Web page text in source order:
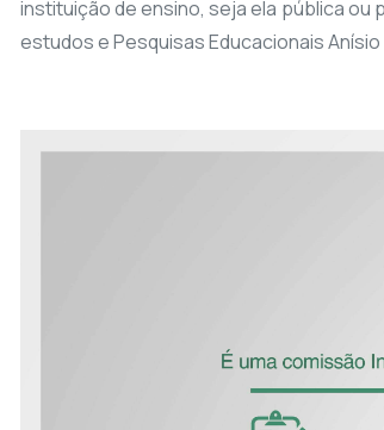
instituição de ensino, seja ela pública ou
estudos e Pesquisas Educacionais Anísio